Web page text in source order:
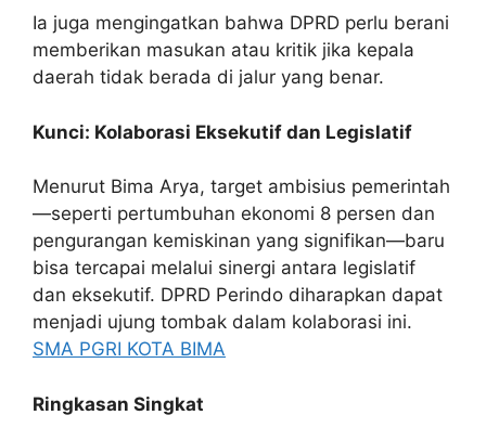
Ia juga mengingatkan bahwa DPRD perlu berani
memberikan masukan atau kritik jika kepala
daerah tidak berada di jalur yang benar.
Kunci: Kolaborasi Eksekutif dan Legislatif
Menurut Bima Arya, target ambisius pemerintah
—seperti pertumbuhan ekonomi 8 persen dan
pengurangan kemiskinan yang signifikan—baru
bisa tercapai melalui sinergi antara legislatif
dan eksekutif. DPRD Perindo diharapkan dapat
menjadi ujung tombak dalam kolaborasi ini.
SMA PGRI KOTA BIMA
Ringkasan Singkat